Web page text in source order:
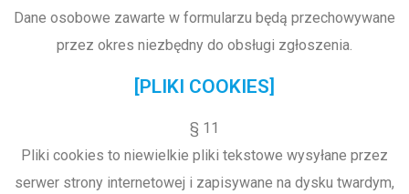
Dane osobowe zawarte w formularzu będą przechowywane
przez okres niezbędny do obsługi zgłoszenia.
[PLIKI COOKIES]
§ 11
Pliki cookies to niewielkie pliki tekstowe wysyłane przez
serwer strony internetowej i zapisywane na dysku twardym,